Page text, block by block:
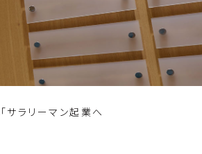
ラリーマン起業へ